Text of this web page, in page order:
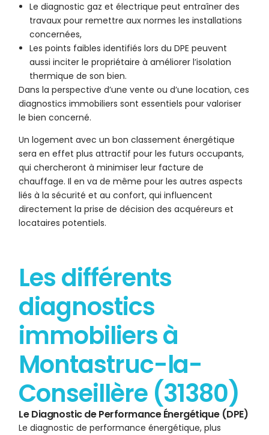
Le diagnostic gaz et électrique peut entraîner des
travaux pour remettre aux normes les installations
concernées,
Les points faibles identifiés lors du DPE peuvent
aussi inciter le propriétaire à améliorer l’isolation
thermique de son bien.
Dans la perspective d’une vente ou d’une location, ces
diagnostics immobiliers sont essentiels pour valoriser
le bien concerné.
Un logement avec un bon classement énergétique
sera en effet plus attractif pour les futurs occupants,
qui chercheront à minimiser leur facture de
chauffage. Il en va de même pour les autres aspects
liés à la sécurité et au confort, qui influencent
directement la prise de décision des acquéreurs et
locataires potentiels.
Les différents
diagnostics
immobiliers à
Montastruc-la-
Conseillère (31380)
Le Diagnostic de Performance Énergétique (DPE)
Le diagnostic de performance énergétique, plus